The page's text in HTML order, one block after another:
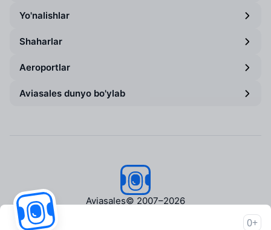
Yo'nalishlar
Shaharlar
Aeroportlar
Aviasales dunyo bo'ylab
Aviasales© 2007–2026
0+